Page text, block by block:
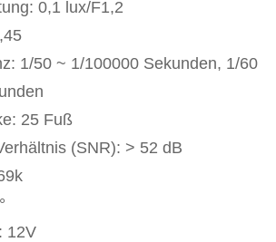
0,1 lux/F1,2
1/50 ~ 1/100000 Sekunden, 1/60
25 Fuß
(SNR): > 52 dB
12V